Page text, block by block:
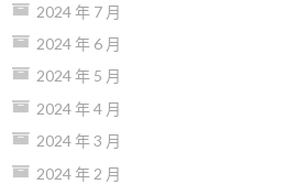
2024 年 7 月
2024 年 6 月
2024 年 5 月
2024 年 4 月
2024 年 3 月
2024 年 2 月